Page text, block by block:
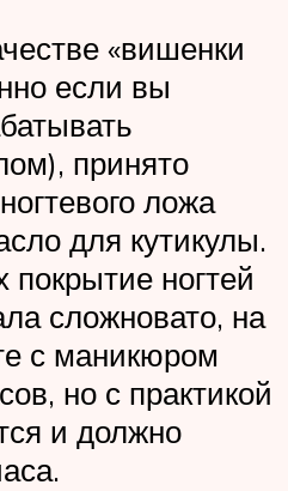
«вишенки
если вы
принято
ложа
для кутикулы.
ногтей
сложновато, на
с маникюром
но с практикой
и должно